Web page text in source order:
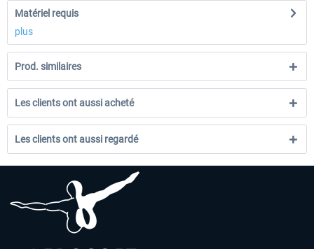
Matériel requis
plus
Prod. similaires
Les clients ont aussi acheté
Les clients ont aussi regardé